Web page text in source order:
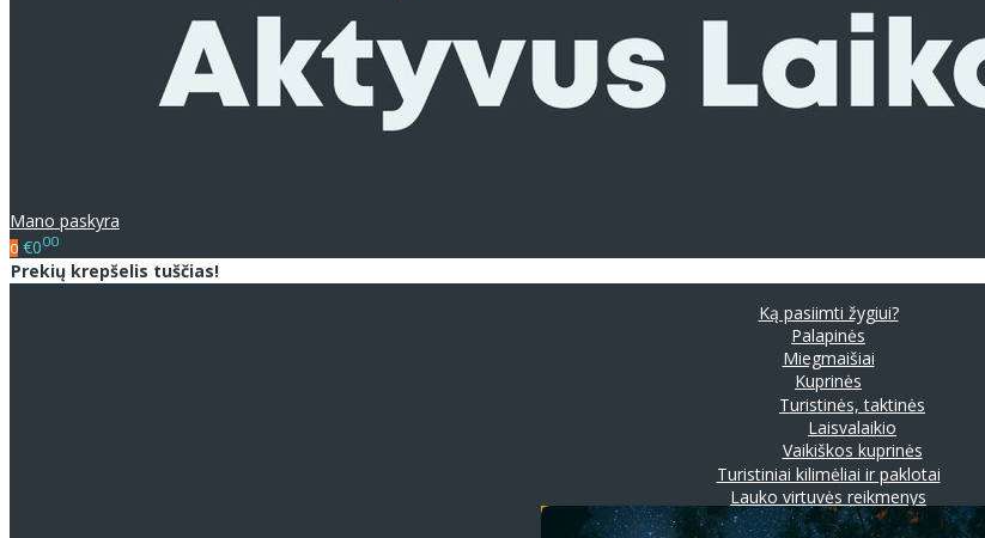
Mano paskyra
0 €000
Prekių krepšelis tuščias!
Ką pasiimti žygiui?
Palapinės
Miegmaišiai
Kuprinės
Turistinės, taktinės
Laisvalaikio
Vaikiškos kuprinės
Turistiniai kilimėliai ir paklotai
Lauko virtuvės reikmenys
Prožektoriai ir stovyklavimo lempos